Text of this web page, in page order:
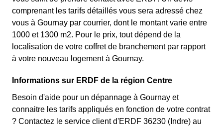
comprenant les tarifs détaillés vous sera adressé chez
vous à Gournay par courrier, dont le montant varie entre
1000 et 1300 m2. Pour le prix, tout dépend de la
localisation de votre coffret de branchement par rapport
à votre nouveau logement à Gournay.
Informations sur ERDF de la région Centre
Besoin d'aide pour un dépannage à Gournay et
connaitre les tarifs appliqués en fonction de votre contrat
? Contactez le service client d'ERDF 36230 (Indre) au